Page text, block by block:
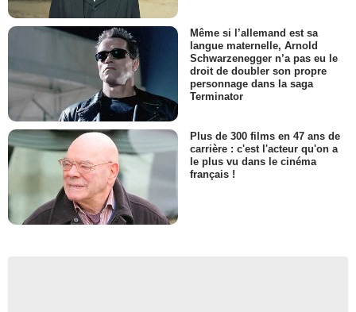
Même si l’allemand est sa
langue maternelle, Arnold
Schwarzenegger n’a pas eu le
droit de doubler son propre
personnage dans la saga
Terminator
Plus de 300 films en 47 ans de
carrière : c'est l'acteur qu'on a
le plus vu dans le cinéma
français !